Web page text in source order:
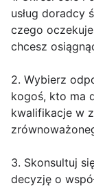
usług doradcy
czego
chcesz
2. Wybierz
kogoś, kto ma
kwalifikacje w
3. Skonsultuj
decyzję o